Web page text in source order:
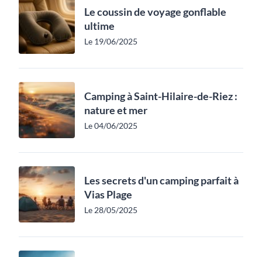
Le coussin de voyage gonflable
ultime
Le 19/06/2025
Camping à Saint-Hilaire-de-Riez :
nature et mer
Le 04/06/2025
Les secrets d'un camping parfait à
Vias Plage
Le 28/05/2025